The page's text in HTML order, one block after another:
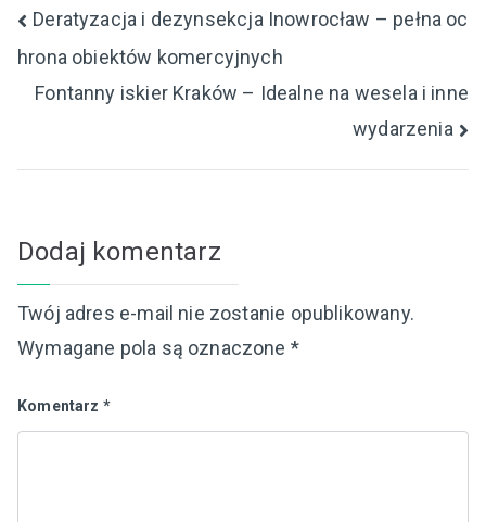
Nawigacja
wpisu
Deratyzacja i dezynsekcja Inowrocław – pełna oc
hrona obiektów komercyjnych
Fontanny iskier Kraków – Idealne na wesela i inne
wydarzenia
Dodaj komentarz
Twój adres e-mail nie zostanie opublikowany.
Wymagane pola są oznaczone *
Komentarz *